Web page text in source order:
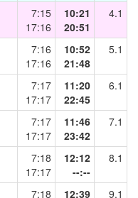
7:15
17:16
10:21
20:51
4.1
7:16
17:16
10:52
21:48
5.1
7:17
17:17
11:20
22:45
6.1
7:17
17:17
11:46
23:42
7.1
7:18
17:17
12:12
--:--
8.1
7:18 12:39 9.1